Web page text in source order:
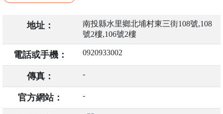
地址：
南投縣水里鄉北埔村東三街108號,108
號2樓,106號2樓
電話或手機： 0920933002
傳真： -
官方網站： -